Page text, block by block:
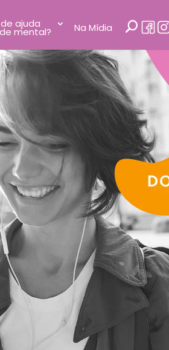
ajuda
mental? Na Mídia